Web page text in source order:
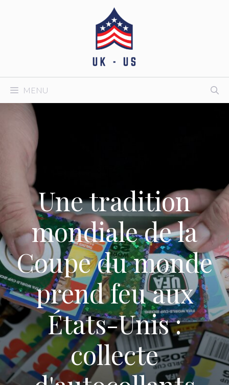
MENU
Une tradition
mondiale de la
Coupe du monde
prend feu aux
États-Unis :
collecte